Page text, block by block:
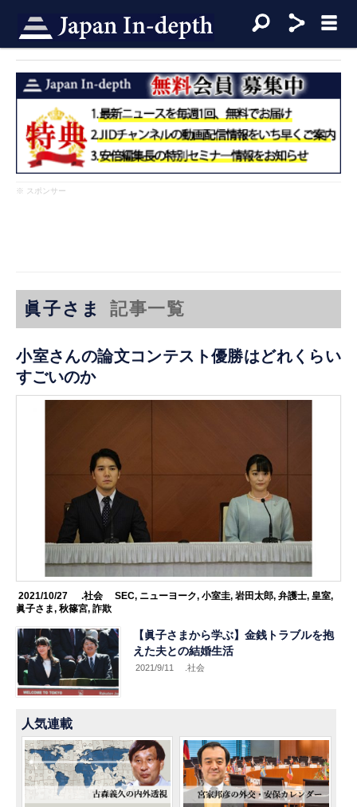
※ スポンサー
眞子さま 記事一覧
小室さんの論文コンテスト優勝はどれくらい
すごいのか
2021/10/27 .社会 SEC, ニューヨーク, 小室圭, 岩田太郎, 弁護士, 皇室,
眞子さま,秋篠宮,詐欺
【眞子さまから学ぶ】金銭トラブルを抱
えた夫との結婚生活
2021/9/11 .社会
人気連載